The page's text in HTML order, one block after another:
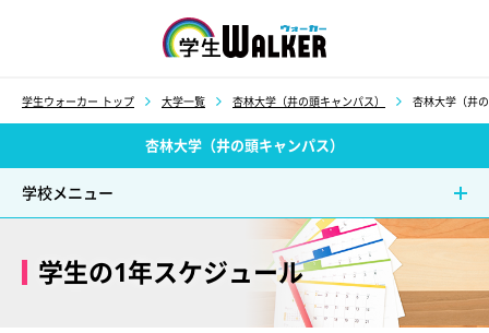
学生ウォーカー トップ 大学一覧 杏林大学（井の頭キャンパス） 杏林大学（井
杏林大学（井の頭キャンパス）
学校メニュー
学生の1年スケジュール